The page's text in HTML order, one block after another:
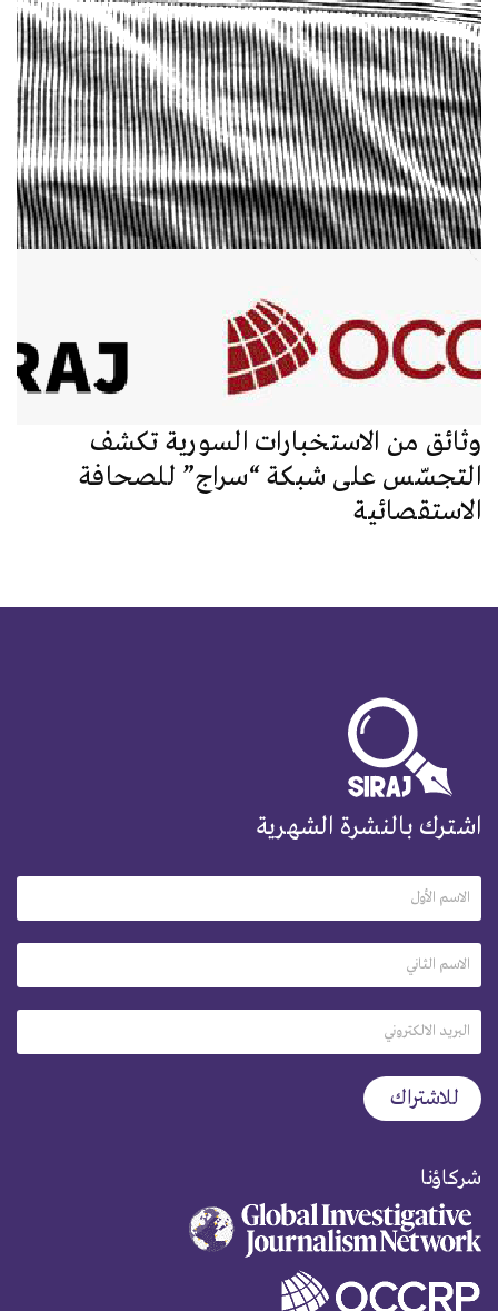
وثائق من الاستخبارات السورية تكشف
التجسّس على شبكة “سراج” للصحافة
الاستقصائية
اشترك بالنشرة الشهرية
شركاؤنا